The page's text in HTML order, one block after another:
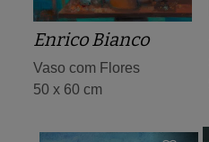
Enrico Bianco
Vaso com Flores
50 x 60 cm